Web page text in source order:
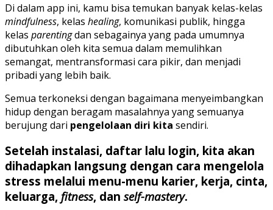
Di dalam app ini, kamu bisa temukan banyak kelas-kelas
mindfulness, kelas healing, komunikasi publik, hingga
kelas parentingdan sebagainya yang pada umumnya
dibutuhkan oleh kita semua dalam memulihkan
semangat, mentransformasi cara pikir, dan menjadi
pribadi yang lebih baik.
Semua terkoneksi dengan bagaimana menyeimbangkan
hidup dengan beragam masalahnya yang semuanya
berujung dari pengelolaan diri kita sendiri.
Setelah instalasi, daftar lalu login, kita akan
dihadapkan langsung dengan cara mengelola
stress melalui menu-menu karier, kerja, cinta,
keluarga, fitness, dan self-mastery.